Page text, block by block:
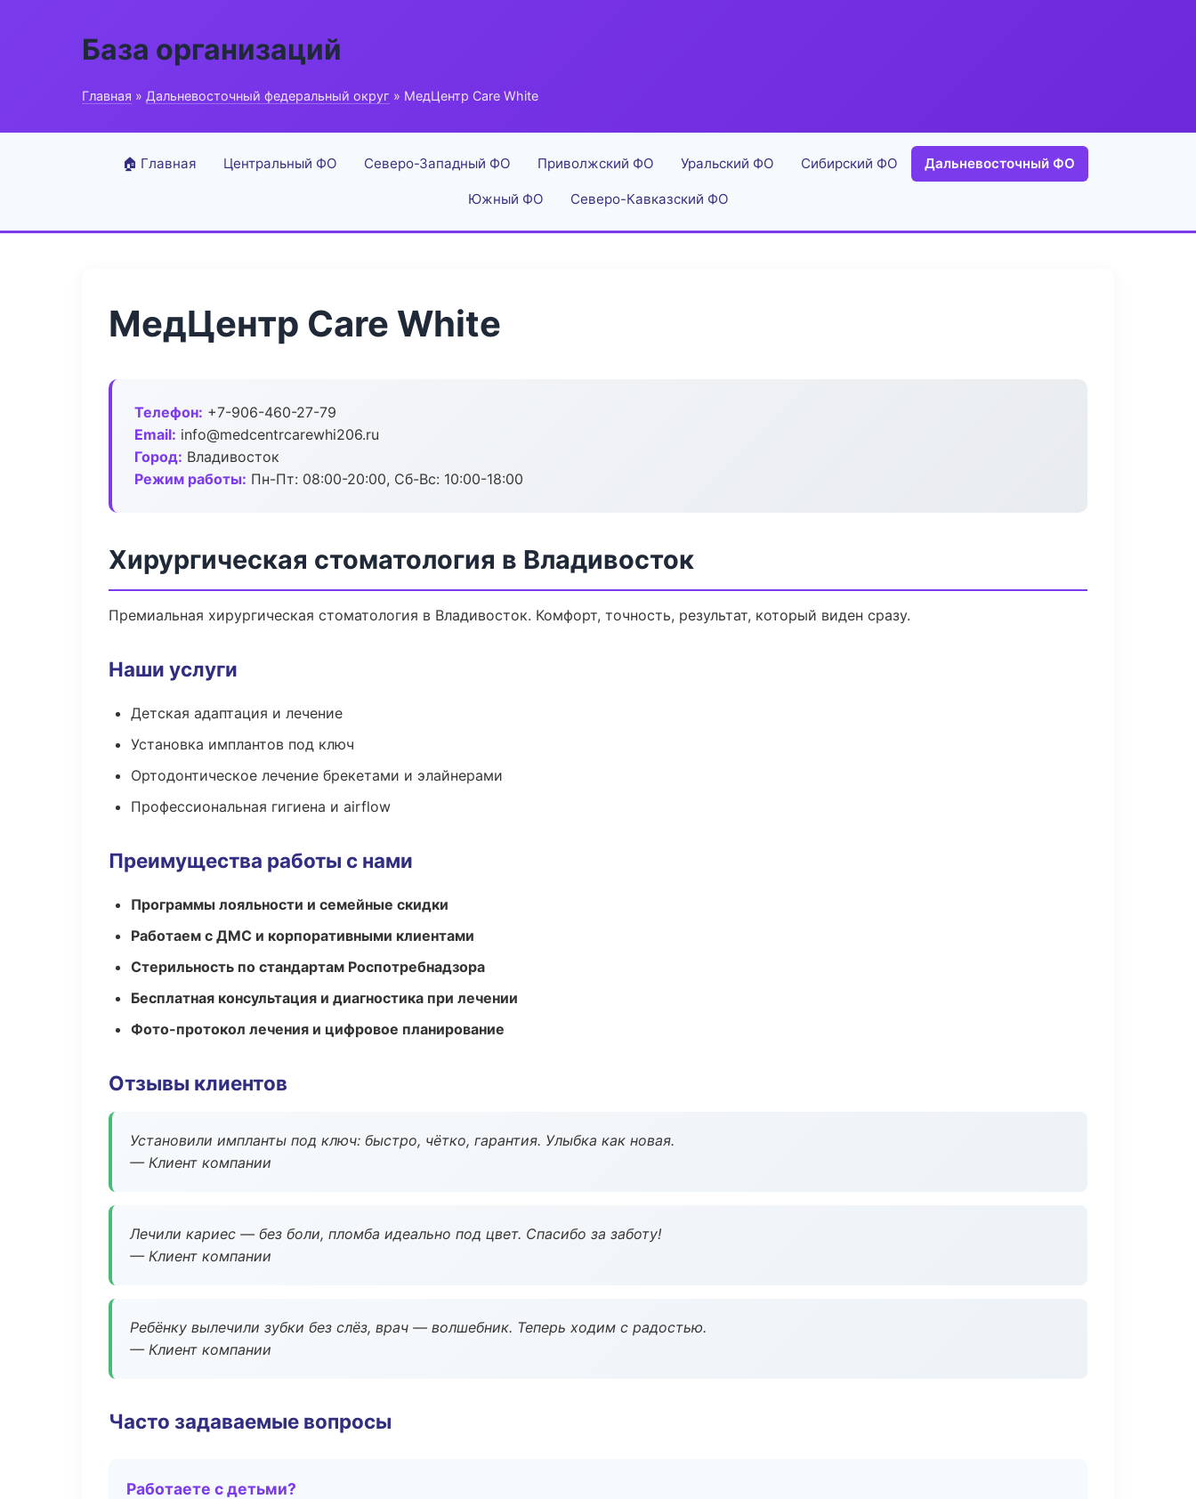
База организаций
Главная » Дальневосточный федеральный округ » МедЦентр Care White
🏠 Главная Центральный ФО Северо-Западный ФО Приволжский ФО Уральский ФО Сибирский ФО Дальневосточный ФО
Южный ФО Северо-Кавказский ФО
МедЦентр Care White
Телефон: +7-906-460-27-79
Email: info@medcentrcarewhi206.ru
Город: Владивосток
Режим работы: Пн-Пт: 08:00-20:00, Сб-Вс: 10:00-18:00
Хирургическая стоматология в Владивосток
Премиальная хирургическая стоматология в Владивосток. Комфорт, точность, результат, который виден сразу.
Наши услуги
Детская адаптация и лечение
Установка имплантов под ключ
Ортодонтическое лечение брекетами и элайнерами
Профессиональная гигиена и airflow
Преимущества работы с нами
Программы лояльности и семейные скидки
Работаем с ДМС и корпоративными клиентами
Стерильность по стандартам Роспотребнадзора
Бесплатная консультация и диагностика при лечении
Фото-протокол лечения и цифровое планирование
Отзывы клиентов
Установили импланты под ключ: быстро, чётко, гарантия. Улыбка как новая.
— Клиент компании
Лечили кариес — без боли, пломба идеально под цвет. Спасибо за заботу!
— Клиент компании
Ребёнку вылечили зубки без слёз, врач — волшебник. Теперь ходим с радостью.
— Клиент компании
Часто задаваемые вопросы
Работаете с детьми?